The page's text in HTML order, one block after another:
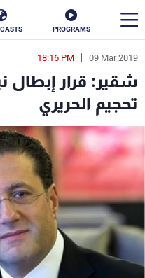
PROGRAMS
09 Mar 2019
18:16 PM
شقير: قرار إبطال
تحجيم الحريري
en
الأخبار
سياسة
إقتصاد
منوعات
كأس العالم